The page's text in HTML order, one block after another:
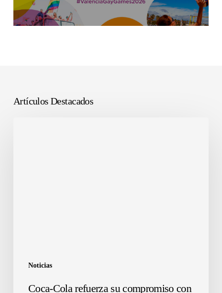
Artículos Destacados
Noticias
Coca-Cola refuerza su compromiso con